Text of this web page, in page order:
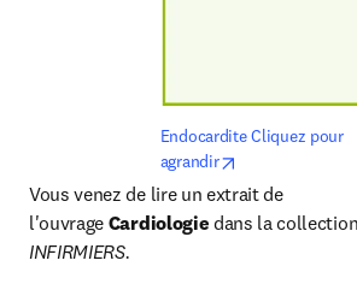
Endocardite Cliquez pour
agrandir
Vous venez de lire un extrait de
l'ouvrage Cardiologie dans la
INFIRMIERS.